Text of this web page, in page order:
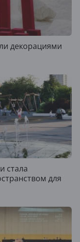
декорациями
стала
для